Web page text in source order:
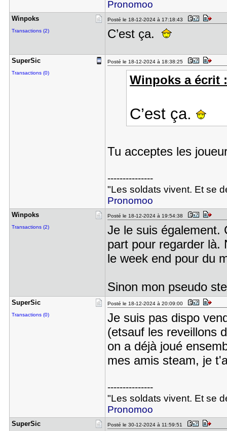
Pronomoo
Winpoks
Transactions (2)
Posté le 18-12-2024 à 17:18:43
C’est ça.
SuperSic
Transactions (0)
Posté le 18-12-2024 à 18:38:25
Winpoks a écrit
C’est ça.
Tu acceptes les
---------------
"Les soldats vivent. Et se
Pronomoo
Winpoks
Transactions (2)
Posté le 18-12-2024 à 19:54:38
Je le suis également.
part pour regarder là.
le week end pour du
Sinon mon pseudo
SuperSic
Transactions (0)
Posté le 18-12-2024 à 20:09:00
Je suis pas dispo
(etsauf les reveillons
on a déjà joué
mes amis steam, je
---------------
"Les soldats vivent. Et se
Pronomoo
SuperSic Posté le 30-12-2024 à 11:59:51